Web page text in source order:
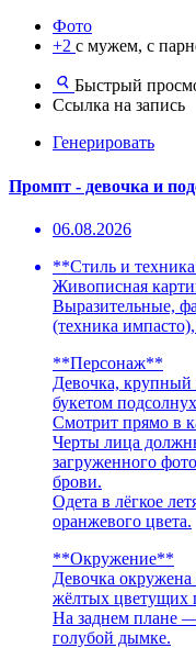
Фото
+2 с мужем, с
Быстрый
Ссылка на запись
Генерировать
Промпт - девочка и
06.08.2026
**Стиль и
Живописная
Выразительные,
(техника
**Персонаж**
Девочка, крупный
букетом
Смотрит прямо в
Черты лица
загруженного
брови.
Одета в лёгкое
оранжевого цвета.
**Окружение**
Девочка
жёлтых цветущих
На заднем плане
голубой дымке.